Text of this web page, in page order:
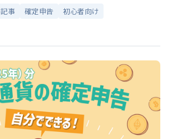
事 確定申告
初心者向け